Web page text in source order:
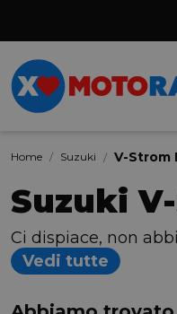
Home Suzuki V-Strom
Suzuki
Ci dispiace, non
Vedi tutte